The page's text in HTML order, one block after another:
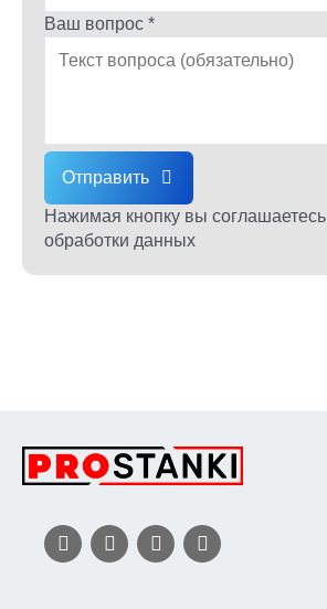
Ваш вопрос *
Отправить
Нажимая кнопку вы соглашаетесь
обработки данных